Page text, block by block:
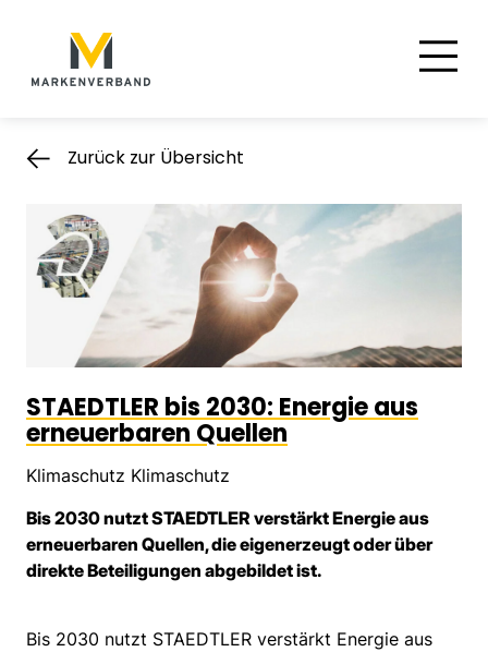
Hauptnavigation
Zurück zur Übersicht
STAEDTLER bis 2030: Energie aus
erneuerbaren Quellen
Klimaschutz Klimaschutz
Bis 2030 nutzt STAEDTLER verstärkt Energie aus
erneuerbaren Quellen, die eigenerzeugt oder über
direkte Beteiligungen abgebildet ist.
Bis 2030 nutzt STAEDTLER verstärkt Energie aus